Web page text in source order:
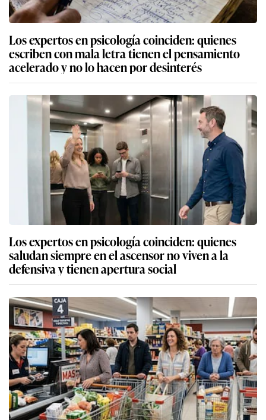
Los expertos en psicología coinciden: quienes
escriben con mala letra tienen el pensamiento
acelerado y no lo hacen por desinterés
Los expertos en psicología coinciden: quienes
saludan siempre en el ascensor no viven a la
defensiva y tienen apertura social